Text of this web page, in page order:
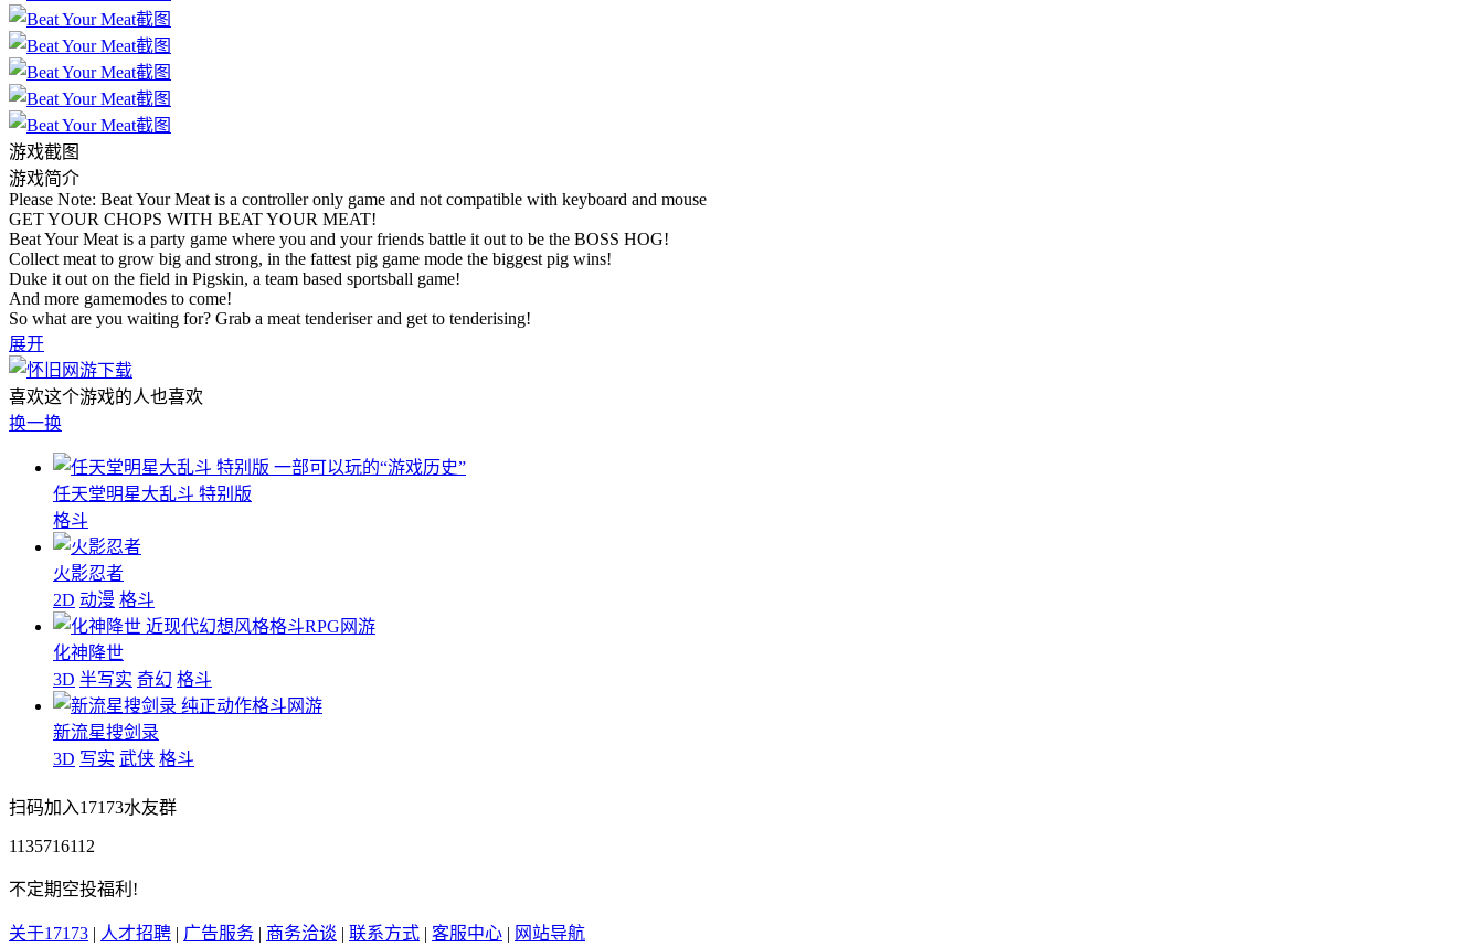
游戏截图
游戏简介
Please Note: Beat Your Meat is a controller only game and not compatible with keyboard and mouse
GET YOUR CHOPS WITH BEAT YOUR MEAT!
Beat Your Meat is a party game where you and your friends battle it out to be the BOSS HOG!
Collect meat to grow big and strong, in the fattest pig game mode the biggest pig wins!
Duke it out on the field in Pigskin, a team based sportsball game!
And more gamemodes to come!
So what are you waiting for? Grab a meat tenderiser and get to tenderising!
展开
喜欢这个游戏的人也喜欢
换一换
一部可以玩的“游戏历史”
任天堂明星大乱斗 特别版
格斗
火影忍者
2D 动漫 格斗
近现代幻想风格格斗RPG网游
化神降世
3D 半写实 奇幻 格斗
纯正动作格斗网游
新流星搜剑录
3D 写实 武侠 格斗
扫码加入17173水友群
1135716112
不定期空投福利!
关于17173 | 人才招聘 | 广告服务 | 商务洽谈 | 联系方式 | 客服中心 | 网站导航